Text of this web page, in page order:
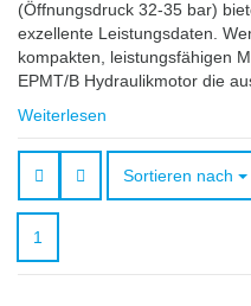
(Öffnungsdruck 32-35 bar)
exzellente Leistungsdaten.
kompakten, leistungsfähigen
EPMT/B Hydraulikmotor die
Weiterlesen
Sortieren nach
Sortieren nach
1